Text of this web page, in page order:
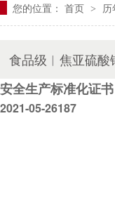
您的位置： 首页 >
食品级︱焦亚硫酸
安全生产标准化证书
2021-05-26187